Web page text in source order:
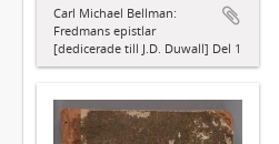
Carl Michael Bellman:
Fredmans epistlar
[dedicerade till J.D. Duwall] Del 1